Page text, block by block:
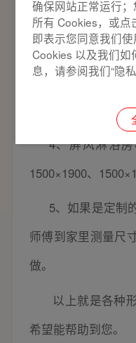
3 、弧形淋浴
900×900、
了底座，淋浴屏都
淋浴房充满柔和及
4、屏风淋浴
1500×1900、
5、如果是定制
师傅到家里测量尺
做。
以上就是各种
希望能帮助到您。
确保网站正常运行；
所有 Cookies，或点
即表示您同意我们
Cookies 以及我们
息，请参阅我们“隐私